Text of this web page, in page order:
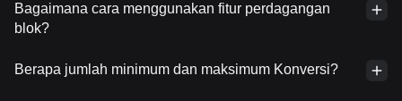
Bagaimana cara menggunakan fitur perdagangan
blok?
Berapa jumlah minimum dan maksimum Konversi?